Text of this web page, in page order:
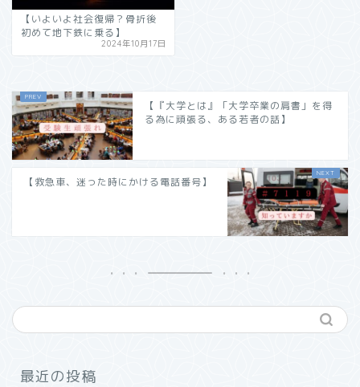
【いよいよ社会復帰？骨折後
初めて地下鉄に乗る】
2024年10月17日
【『大学とは』「大学卒業の肩書」を得
る為に頑張る、ある若者の話】
【救急車、迷った時にかける電話番号】
最近の投稿